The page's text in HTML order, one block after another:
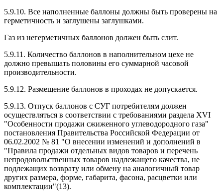
5.9.10. Все наполненные баллоны должны быть проверены на
герметичность и заглушены заглушками.
Газ из негерметичных баллонов должен быть слит.
5.9.11. Количество баллонов в наполнительном цехе не
должно превышать половины его суммарной часовой
производительности.
5.9.12. Размещение баллонов в проходах не допускается.
5.9.13. Отпуск баллонов с СУГ потребителям должен
осуществляться в соответствии с требованиями раздела XVI
"Особенности продажи сжиженного углеводородного газа"
постановления Правительства Российской Федерации от
06.02.2002 № 81 "О внесении изменений и дополнений в
"Правила продажи отдельных видов товаров и перечень
непродовольственных товаров надлежащего качества, не
подлежащих возврату или обмену на аналогичный товар
других размера, форме, габарита, фасона, расцветки или
комплектации"(13).